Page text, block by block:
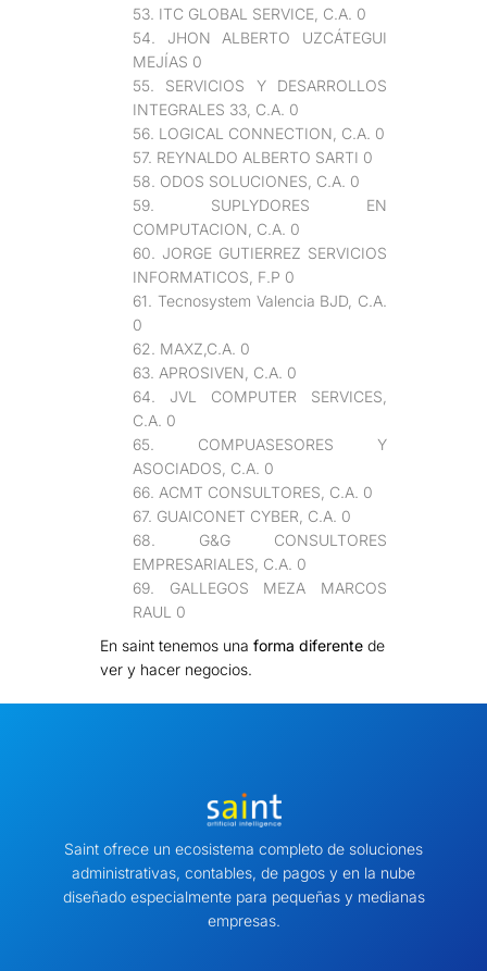
53. ITC GLOBAL SERVICE, C.A. 0
54. JHON ALBERTO UZCÁTEGUI
MEJÍAS 0
55. SERVICIOS Y DESARROLLOS
INTEGRALES 33, C.A. 0
56. LOGICAL CONNECTION, C.A. 0
57. REYNALDO ALBERTO SARTI 0
58. ODOS SOLUCIONES, C.A. 0
59. SUPLYDORES EN
COMPUTACION, C.A. 0
60. JORGE GUTIERREZ SERVICIOS
INFORMATICOS, F.P 0
61. Tecnosystem Valencia BJD, C.A.
0
62. MAXZ,C.A. 0
63. APROSIVEN, C.A. 0
64. JVL COMPUTER SERVICES,
C.A. 0
65. COMPUASESORES Y
ASOCIADOS, C.A. 0
66. ACMT CONSULTORES, C.A. 0
67. GUAICONET CYBER, C.A. 0
68. G&G CONSULTORES
EMPRESARIALES, C.A. 0
69. GALLEGOS MEZA MARCOS
RAUL 0
En saint tenemos una forma diferentede
ver y hacer negocios.
Saint ofrece un ecosistema completo de soluciones
administrativas, contables, de pagos y en la nube
diseñado especialmente para pequeñas y medianas
empresas.